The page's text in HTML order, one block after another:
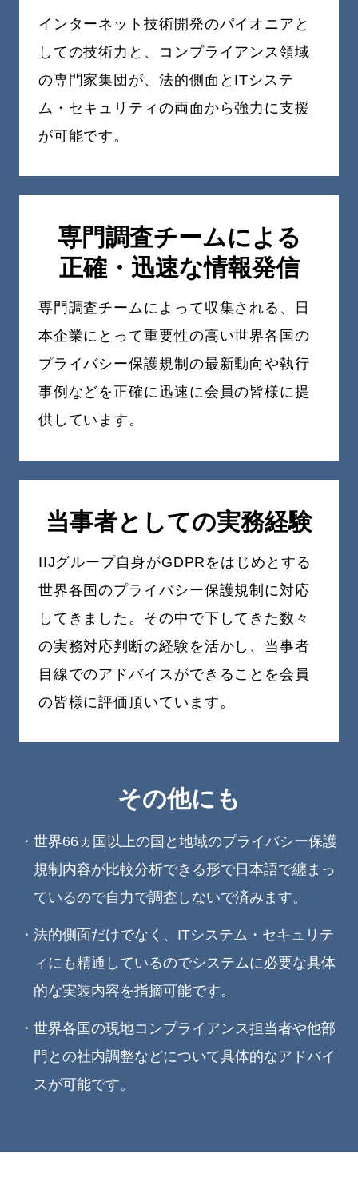
インターネット技術開発のパイオニアと
しての技術力と、コンプライアンス領域
の専門家集団が、法的側面とITシステ
ム・セキュリティの両面から強力に支援
が可能です。
専門調査チームによる
正確・迅速な情報発信
専門調査チームによって収集される、日
本企業にとって重要性の高い世界各国の
プライバシー保護規制の最新動向や執行
事例などを正確に迅速に会員の皆様に提
供しています。
当事者としての実務経験
IIJグループ自身がGDPRをはじめとする
世界各国のプライバシー保護規制に対応
してきました。その中で下してきた数々
の実務対応判断の経験を活かし、当事者
目線でのアドバイスができることを会員
の皆様に評価頂いています。
その他にも
・世界66ヵ国以上の国と地域のプライバシー保護
規制内容が比較分析できる形で日本語で纏まっ
ているので自力で調査しないで済みます。
・法的側面だけでなく、ITシステム・セキュリテ
ィにも精通しているのでシステムに必要な具体
的な実装内容を指摘可能です。
・世界各国の現地コンプライアンス担当者や他部
門との社内調整などについて具体的なアドバイ
スが可能です。